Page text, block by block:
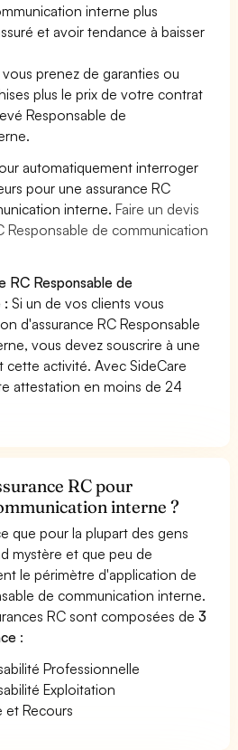
interne plus
et avoir tendance à baisser
vous prenez de garanties ou
plus le prix de votre contrat
Responsable de
automatiquement interroger
pour une assurance RC
interne.Faire un devis
Responsable de communication
RC Responsable de
: Si un de vos clients vous
d'assurance RC Responsable
vous devez souscrire à une
cette activité. Avec SideCare
attestation en moins de 24
RC pour
interne ?
que pour la plupart des gens
mystère et que peu de
le périmètre d'application de
de communication interne.
RC sont composées de3
:
Professionnelle
Exploitation
et Recours